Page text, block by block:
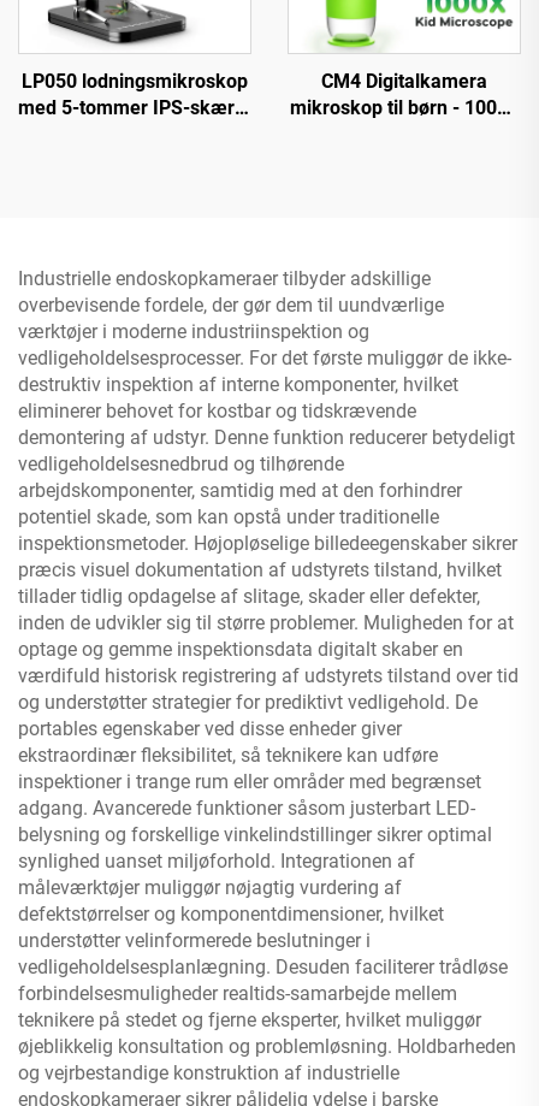
LP050 lodningsmikroskop
med 5-tommer IPS-skærm
CM4 Digitalkamera
mikroskop til børn - 1000X
Industrielle endoskopkameraer tilbyder adskillige
overbevisende fordele, der gør dem til uundværlige
værktøjer i moderne industriinspektion og
vedligeholdelsesprocesser. For det første muliggør de ikke-
destruktiv inspektion af interne komponenter, hvilket
eliminerer behovet for kostbar og tidskrævende
demontering af udstyr. Denne funktion reducerer betydeligt
vedligeholdelsesnedbrud og tilhørende
arbejdskomponenter, samtidig med at den forhindrer
potentiel skade, som kan opstå under traditionelle
inspektionsmetoder. Højopløselige billedeegenskaber sikrer
præcis visuel dokumentation af udstyrets tilstand, hvilket
tillader tidlig opdagelse af slitage, skader eller defekter,
inden de udvikler sig til større problemer. Muligheden for at
optage og gemme inspektionsdata digitalt skaber en
værdifuld historisk registrering af udstyrets tilstand over tid
og understøtter strategier for prediktivt vedligehold. De
portables egenskaber ved disse enheder giver
ekstraordinær fleksibilitet, så teknikere kan udføre
inspektioner i trange rum eller områder med begrænset
adgang. Avancerede funktioner såsom justerbart LED-
belysning og forskellige vinkelindstillinger sikrer optimal
synlighed uanset miljøforhold. Integrationen af
måleværktøjer muliggør nøjagtig vurdering af
defektstørrelser og komponentdimensioner, hvilket
understøtter velinformerede beslutninger i
vedligeholdelsesplanlægning. Desuden faciliterer trådløse
forbindelsesmuligheder realtids-samarbejde mellem
teknikere på stedet og fjerne eksperter, hvilket muliggør
øjeblikkelig konsultation og problemløsning. Holdbarheden
og vejrbestandige konstruktion af industrielle
endoskopkameraer sikrer pålidelig ydelse i barske